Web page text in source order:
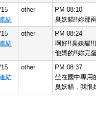
結
other
PM 08:10
臭妖貓!!妳那
結
other
PM 08:24
啊好!!臭妖貓!!
他媽的!!妳完
結
other
PM 08:37
坐在國中專用
臭妖貓，我